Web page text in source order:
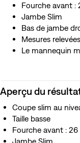
Fourche avant :
Jambe Slim
Bas de jambe
Mesures
Le mannequin
Aperçu du
Coupe slim au
Taille basse
Fourche avant : 26
Jambe Slim